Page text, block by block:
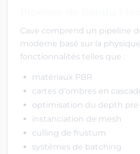
Cave comprend un pipeline
moderne basé sur la
fonctionnalités telles que :
matériaux PBR
cartes d’ombres en
optimisation du depth
instanciation de mesh
culling de frustum
systèmes de batching